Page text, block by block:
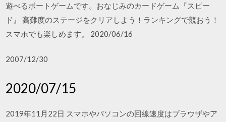
遊べるボートゲームです。おなじみのカードゲーム『スピー
ド』 高難度のステージをクリアしよう！ランキングで競おう！
スマホでも楽しめます。 2020/06/16
2007/12/30
2020/07/15
2019年11月22日 スマホやパソコンの回線速度はブラウザやア